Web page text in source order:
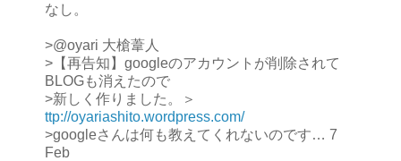
なし。
>@oyari 大槍葦人
>【再告知】googleのアカウントが削除されて
BLOGも消えたので
>新しく作りました。＞
ttp://oyariashito.wordpress.com/
>googleさんは何も教えてくれないのです… 7
Feb